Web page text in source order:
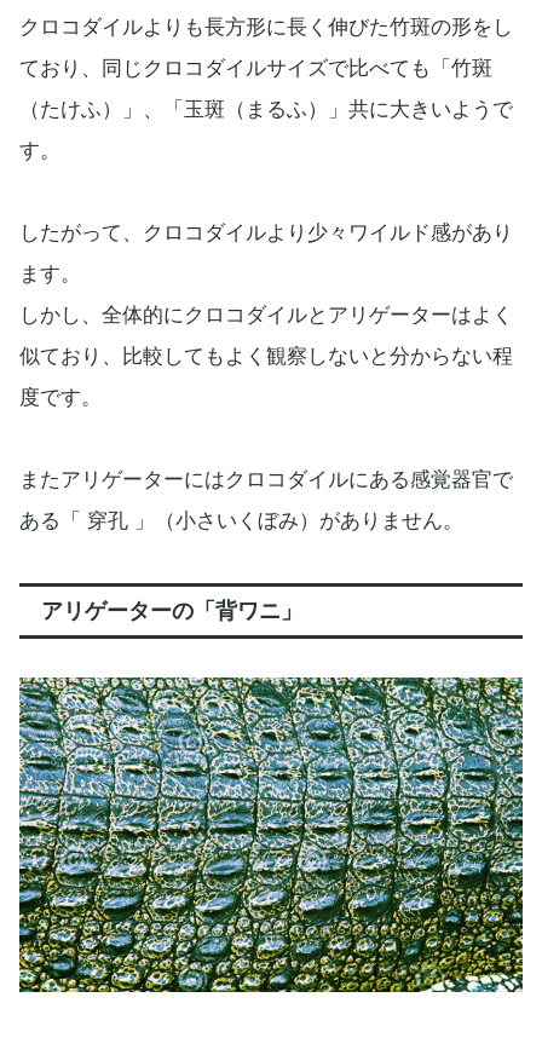
クロコダイルよりも長方形に長く伸びた竹斑の形をし
ており、同じクロコダイルサイズで比べても「竹斑
（たけふ）」、「玉斑（まるふ）」共に大きいようで
す。
したがって、クロコダイルより少々ワイルド感があり
ます。
しかし、全体的にクロコダイルとアリゲーターはよく
似ており、比較してもよく観察しないと分からない程
度です。
またアリゲーターにはクロコダイルにある感覚器官で
ある「 穿孔 」（小さいくぼみ）がありません。
アリゲーターの「背ワニ」